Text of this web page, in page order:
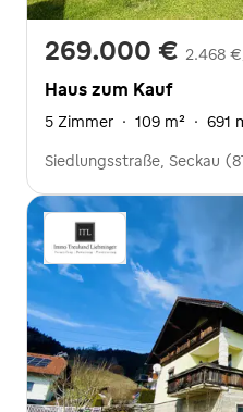
269.000 € 2.468
Haus zum Kauf
5 Zimmer · 109 m² · 691
Siedlungsstraße, Seckau